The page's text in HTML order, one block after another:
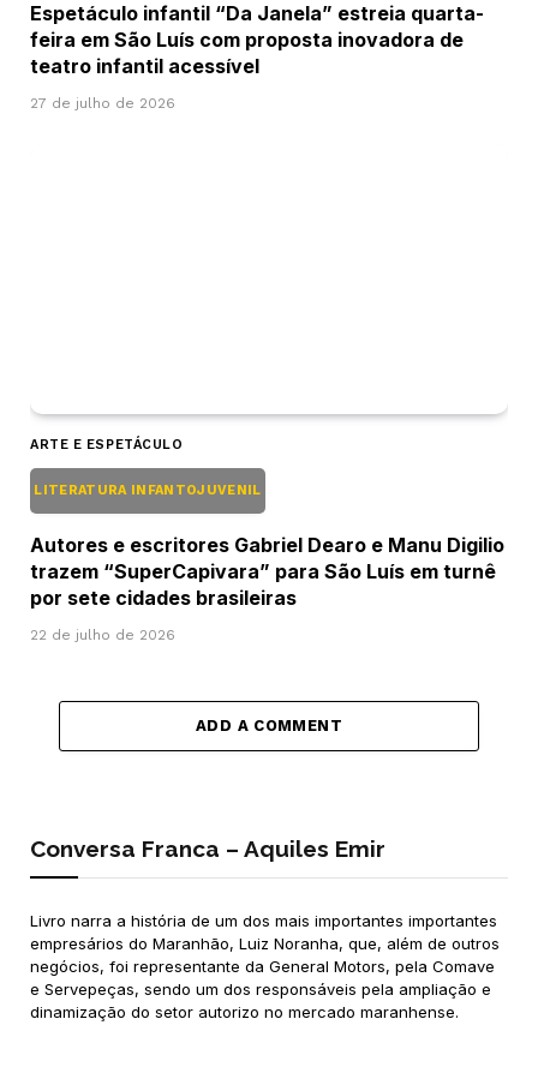
Espetáculo infantil “Da Janela” estreia quarta-
feira em São Luís com proposta inovadora de
teatro infantil acessível
27 de julho de 2026
ARTE E ESPETÁCULO
LITERATURA INFANTOJUVENIL
Autores e escritores Gabriel Dearo e Manu Digilio
trazem “SuperCapivara” para São Luís em turnê
por sete cidades brasileiras
22 de julho de 2026
ADD A COMMENT
Conversa Franca – Aquiles Emir
Livro narra a história de um dos mais importantes importantes
empresários do Maranhão, Luiz Noranha, que, além de outros
negócios, foi representante da General Motors, pela Comave
e Servepeças, sendo um dos responsáveis pela ampliação e
dinamização do setor autorizo no mercado maranhense.